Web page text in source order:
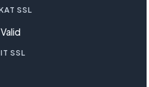
SSL
SSL